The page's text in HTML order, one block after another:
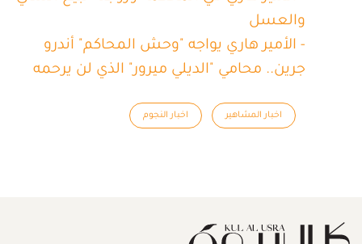
والعسل
- الأمير هاري يواجه "وحش المحاكم" أندرو
جرين.. محامي "الديلي ميرور" الذي لن يرحمه
اخبار المشاهير اخبار النجوم